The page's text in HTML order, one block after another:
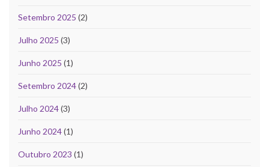
Setembro 2025 (2)
Julho 2025 (3)
Junho 2025 (1)
Setembro 2024(2)
Julho 2024(3)
Junho 2024(1)
Outubro 2023 (1)